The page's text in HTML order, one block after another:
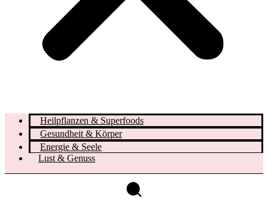
Heilpflanzen & Superfoods
Gesundheit & Körper
Energie & Seele
Lust & Genuss